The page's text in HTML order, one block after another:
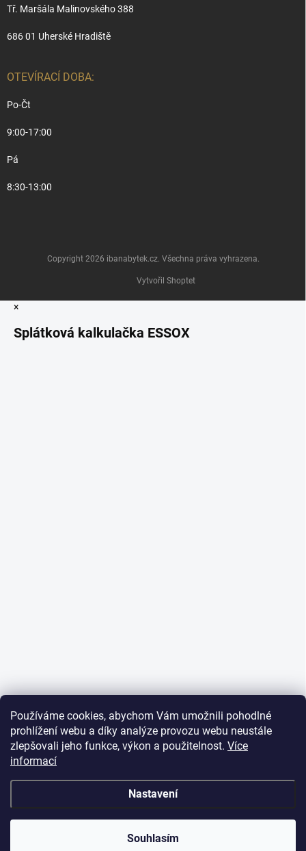
Používáme cookies, abychom Vám umožnili pohodlné
prohlížení webu a díky analýze provozu webu neustále
zlepšovali jeho funkce, výkon a použitelnost. Více
informací
Nastavení
Souhlasím
Tř. Maršála Malinovského 388
686 01 Uherské Hradiště
OTEVÍRACÍ DOBA:
Po-Čt
9:00-17:00
Pá
8:30-13:00
Vytvořil Shoptet
Copyright 2026 ibanabytek.cz. Všechna práva vyhrazena.
×
Splátková kalkulačka ESSOX